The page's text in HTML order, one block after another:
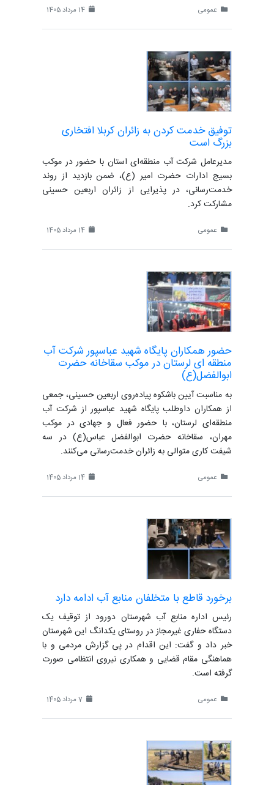
عمومی
توفیق خدمت کردن به زائران کربلا افتخاری
بزرگ است
مدیرعامل شرکت آب منطقه‌ای استان با حضور در موکب
بسیج ادارات حضرت امیر (ع)، ضمن بازدید از روند
خدمت‌رسانی، در پذیرایی از زائران اربعین حسینی
مشارکت کرد.
عمومی
حضور همکاران پایگاه شهید عباسپور شرکت آب
منطقه ای لرستان در موکب سقاخانه حضرت
ابوالفضل(ع)
به مناسبت آیین باشکوه پیاده‌روی اربعین حسینی، جمعی
از همکاران داوطلب پایگاه شهید عباسپور از شرکت آب
منطقه‌ای لرستان، با حضور فعال و جهادی در موکب
مهران، سقاخانه حضرت ابوالفضل عباس(ع) در سه
شیفت کاری متوالی به زائران خدمت‌رسانی می‌کنند.
عمومی
برخورد قاطع با متخلفان منابع آب ادامه دارد
رئیس اداره منابع آب شهرستان دورود از توقیف یک
دستگاه حفاری غیرمجاز در روستای یکدانگ این شهرستان
خبر داد و گفت: این اقدام در پی گزارش مردمی و با
هماهنگی مقام قضایی و همکاری نیروی انتظامی صورت
گرفته است.
عمومی